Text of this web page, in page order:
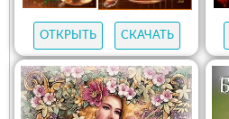
ОТКРЫТЬ СКАЧАТЬ